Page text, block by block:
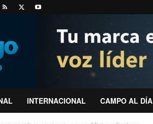
INTERNACIONAL CAMPO AL DÍA